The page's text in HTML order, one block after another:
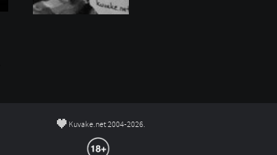
© Kuvake.net 2004-2026.